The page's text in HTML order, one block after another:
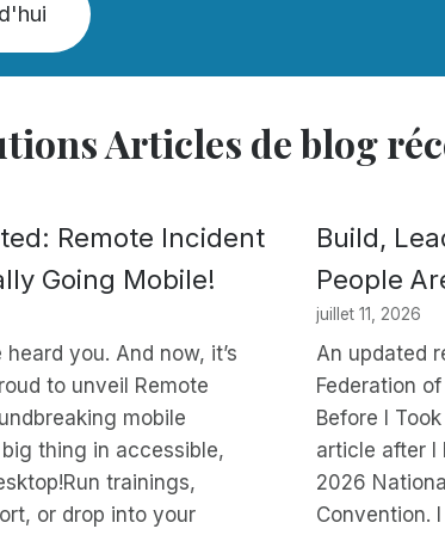
Articles de blog
Remote Incident
Going Mobile!
you. And now, it’s
to unveil Remote
mobile
thing in accessible,
trainings,
or drop into your
Build,
People
juillet 11, 2026
An updated
Federation
Before I
article after I
2026
Convention.